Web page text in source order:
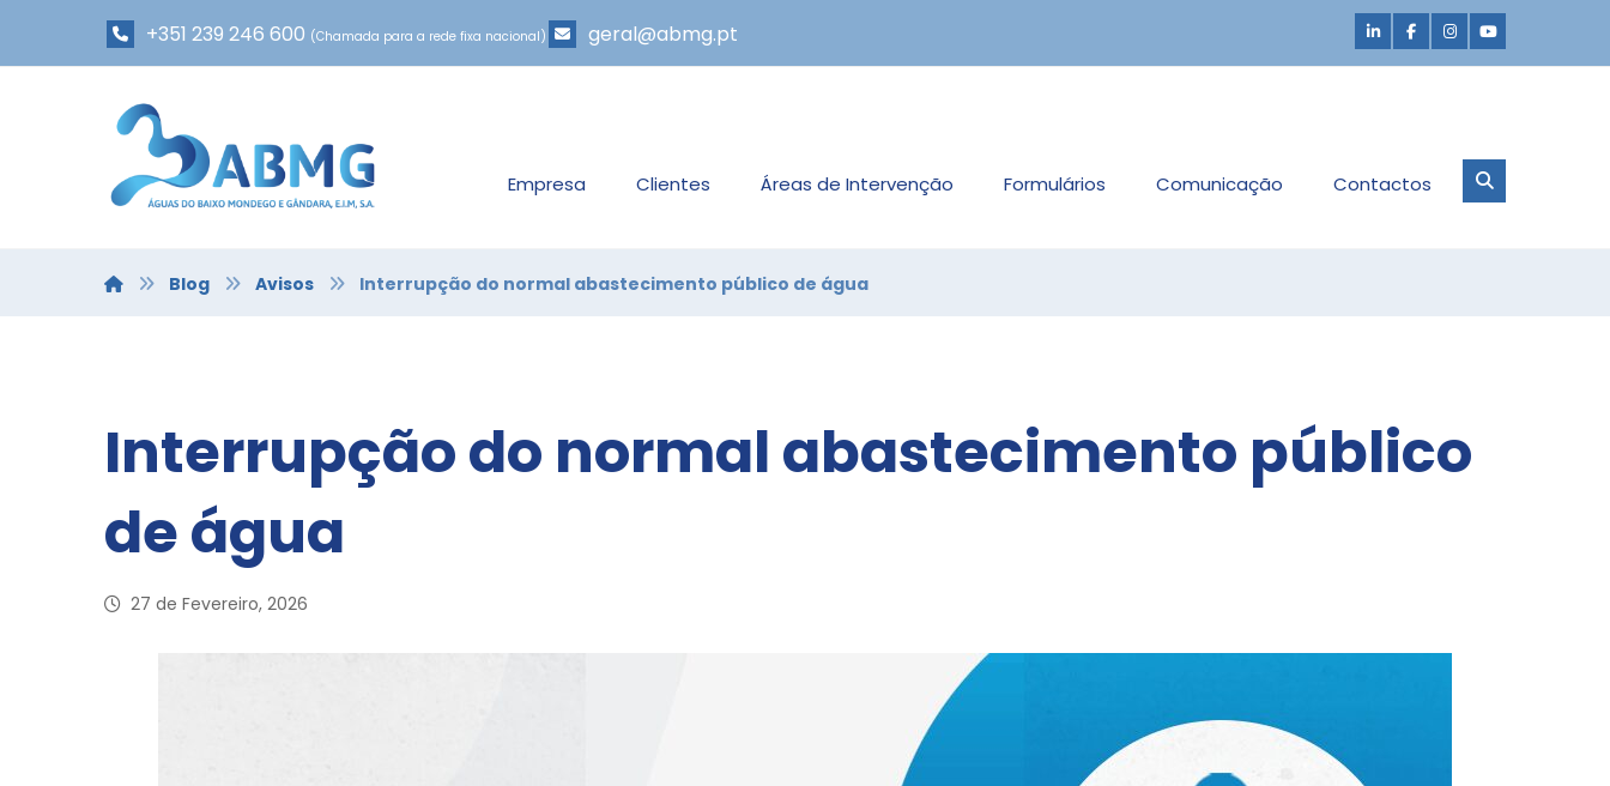
+351 239 246 600 (Chamada para a rede fixa nacional) geral@abmg.pt
Empresa Clientes Áreas de Intervenção Formulários Comunicação Contactos
Blog Avisos Interrupção do normal abastecimento público de água
Interrupção do normal abastecimento público
de água
27 de Fevereiro, 2026